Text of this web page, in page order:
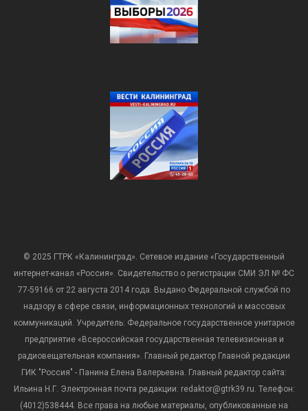
© 2025 ГТРК «Калининград». Сетевое издание «Государственный
интернет-канал «Россия». Свидетельство о регистрации СМИ ЭЛ № ФС
77-59166 от 22 августа 2014 года. Выдано Федеральной службой по
надзору в сфере связи, информационных технологий и массовых
коммуникаций. Учредитель: Федеральное государственное унитарное
предприятие «Всероссийская государственная телевизионная и
радиовещательная компания». Главный редактор Главной редакции
ГИК "Россия" - Панина Елена Валерьевна. Главный редактор сайта:
Ильина Н.Г. Электронная почта редакции: redaktor@gtrk39.ru. Телефон:
(4012)538444. Все права на любые материалы, опубликованные на